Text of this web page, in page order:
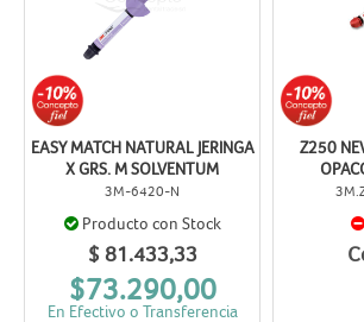
EASY MATCH NATURAL JERINGA
X GRS. M SOLVENTUM
3M-6420-N
Producto con Stock
$ 81.433,33
En Efectivo o Transferencia
$73.290,00
Z250